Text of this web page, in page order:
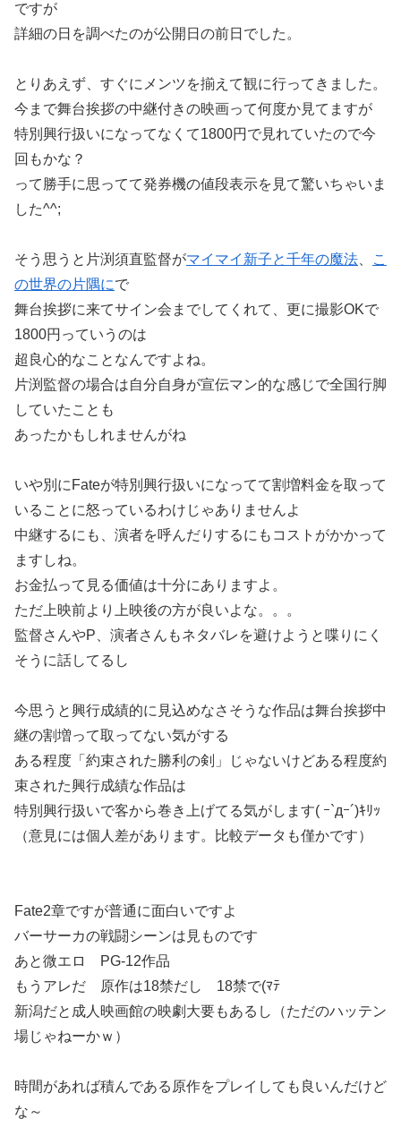
ですが
詳細の日を調べたのが公開日の前日でした。
とりあえず、すぐにメンツを揃えて観に行ってきました。
今まで舞台挨拶の中継付きの映画って何度か見てますが
特別興行扱いになってなくて1800円で見れていたので今
回もかな？
って勝手に思ってて発券機の値段表示を見て驚いちゃいま
した^^;
そう思うと片渕須直監督がマイマイ新子と千年の魔法
こ
の世界の片隅にで
舞台挨拶に来てサイン会までしてくれて、更に撮影OKで
1800円っていうのは
超良心的なことなんですよね。
片渕監督の場合は自分自身が宣伝マン的な感じで全国行脚
していたことも
あったかもしれませんがね
いや別にFateが特別興行扱いになってて割増料金を取って
いることに怒っているわけじゃありませんよ
中継するにも、演者を呼んだりするにもコストがかかって
ますしね。
お金払って見る価値は十分にありますよ。
ただ上映前より上映後の方が良いよな。。。
監督さんやP、演者さんもネタバレを避けようと喋りにく
そうに話してるし
今思うと興行成績的に見込めなさそうな作品は舞台挨拶中
継の割増って取ってない気がする
ある程度「約束された勝利の剣」じゃないけどある程度約
束された興行成績な作品は
特別興行扱いで客から巻き上げてる気がします( ｰ`дｰ´)ｷﾘｯ
（意見には個人差があります。比較データも僅かです）
Fate2章ですが普通に面白いですよ
バーサーカの戦闘シーンは見ものです
あと微エロ PG-12作品
もうアレだ 原作は18禁だし 18禁で(ﾏﾃ
新潟だと成人映画館の映劇大要もあるし（ただのハッテン
場じゃねーかｗ）
時間があれば積んである原作をプレイしても良いんだけど
な～